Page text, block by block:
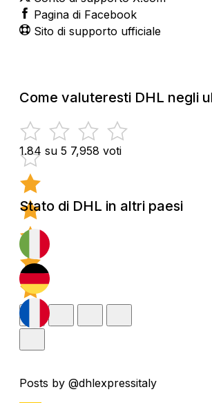
Pagina di Facebook
Sito di supporto ufficiale
Come valuteresti DHL negli
1.84 su 5 7,958 voti
Stato di DHL in altri paesi
Posts by @dhlexpressitaly